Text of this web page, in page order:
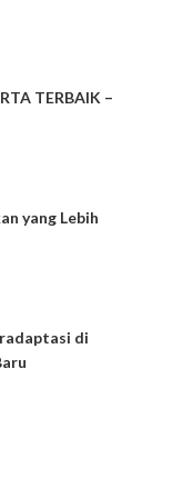
TERBAIK –
yang Lebih
di